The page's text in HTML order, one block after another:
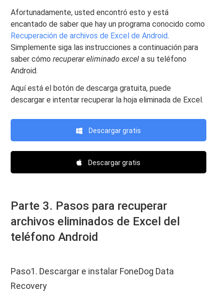
Afortunadamente, usted encontró esto y está
encantado de saber que hay un programa conocido como
Recuperación de archivos de Excel de Android.
Simplemente siga las instrucciones a continuación para
saber cómo recuperar eliminado excel a su teléfono
Android.
Aquí está el botón de descarga gratuita, puede
descargar e intentar recuperar la hoja eliminada de Excel.
Descargar gratis
Descargar gratis
Parte 3. Pasos para recuperar
archivos eliminados de Excel del
teléfono Android
Paso1. Descargar e instalar FoneDog Data
Recovery